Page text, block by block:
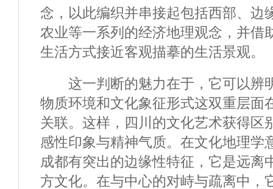
念，以此编织并串接起包括西部、边
农业等一系列的经济地理观念，并借
生活方式接近客观描摹的生活景观。
这一判断的魅力在于，它可以辨
物质环境和文化象征形式这双重层面
关联。这样，四川的文化艺术获得区
感性印象与精神气质。在文化地理学
成都有突出的边缘性特征，它是远离
方文化。在与中心的对峙与疏离中，